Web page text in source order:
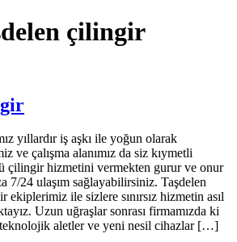
çilingir
yıllardır iş aşkı ile yoğun olarak
ve çalışma alanımız da siz kıymetli
çilingir hizmetini vermekten gurur ve onur
7/24 ulaşım sağlayabilirsiniz. Taşdelen
ile sizlere sınırsız hizmetin asıl
Uzun uğraşlar sonrası firmamızda ki
aletler ve yeni nesil cihazlar […]